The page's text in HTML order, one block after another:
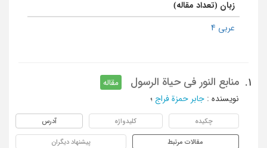
زبان (تعداد مقاله)
عربی 4
1. منابع النور فی حیاة الرسول
مقاله
نویسنده : جابر حمزة فراج ؛
چکیده کلیدواژه آدرس
مقالات مرتبط پیشنهاد دیگران